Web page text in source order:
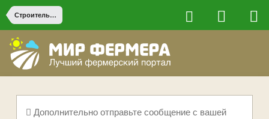
Строительство на ферме
Дополнительно отправьте сообщение с вашей